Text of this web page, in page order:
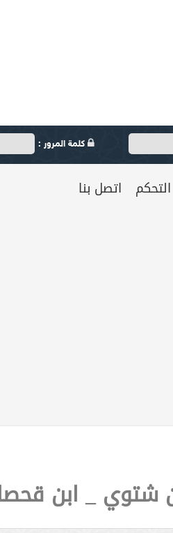
كلمة المرور :
التحكم اتصل بنا
شتوي _ ابن